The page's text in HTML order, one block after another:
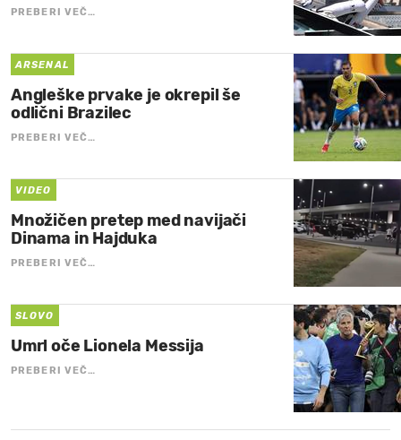
PREBERI VEČ…
ARSENAL
Angleške prvake je okrepil še
odlični Brazilec
PREBERI VEČ…
VIDEO
Množičen pretep med navijači
Dinama in Hajduka
PREBERI VEČ…
SLOVO
Umrl oče Lionela Messija
PREBERI VEČ…